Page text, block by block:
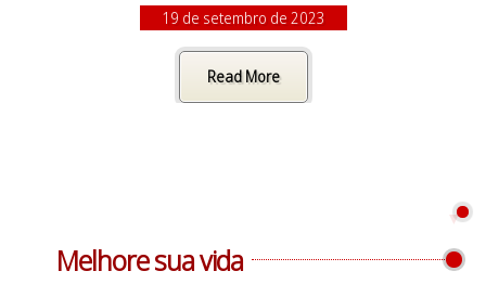
19 de setembro de 2023
Read More
Melhore sua vida